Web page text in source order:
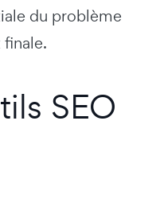
du problème
SEO